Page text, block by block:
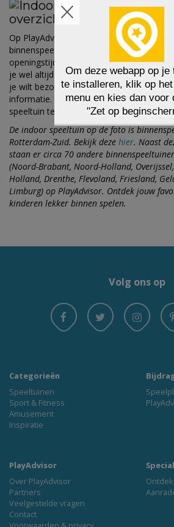
Op PlayAdvisor staat veel informatie
binnenspeeltuinen, zoals entree prijzen,
openingstijden en de meest actuele
je wel altijd even de eigen website van
je wilt bezoeken te controleren voor de
informatie. Wij streven ernaar altijd de
speeltuin te vermelden op PlayAdvisor.
De indoor speeltuin op de foto is
Rotterdam-Zuid. Bekijk deze hier. Naast
staan er circa 70 andere
(Noord-Brabant, Noord-Holland,
Holland, Drenthe, Flevoland, Friesland,
Limburg) op PlayAdvisor. Ontdek jouw
kinderen lekker binnen spelen.
Volg ons op
Categorieën
Speeltuinen
Sport & Fitness
Amusement
Inspiratie
PlayAdvisor
Over PlayAdvisor
Partners
Veelgestelde vragen
Contact